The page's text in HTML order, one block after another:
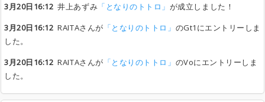
3月20日16:12 井上あずみ 「となりのトトロ」 が成立しました！
3月20日16:12 RAITAさんが 「となりのトトロ」 のGt1にエントリーしま
した。
3月20日16:12 RAITAさんが 「となりのトトロ」 のVoにエントリーしま
した。